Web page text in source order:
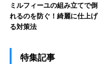
ミルフィーユの組み立てで倒
れるのを防ぐ！綺麗に仕上げ
る対策法
特集記事